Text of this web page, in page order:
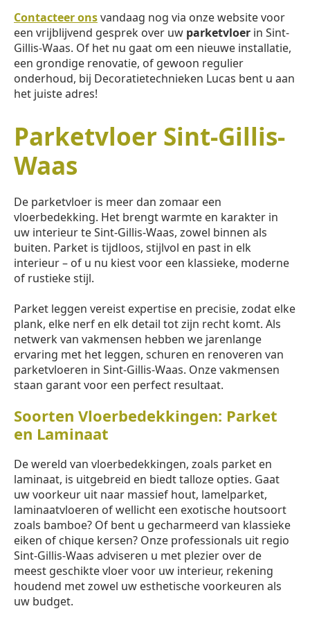
Contacteer onsvandaag nog via onze website voor
een vrijblijvend gesprek over uw parketvloer in Sint-
Gillis-Waas. Of het nu gaat om een nieuwe installatie,
een grondige renovatie, of gewoon regulier
onderhoud, bij Decoratietechnieken Lucas bent u aan
het juiste adres!
Parketvloer Sint-Gillis-
Waas
De parketvloer is meer dan zomaar een
vloerbedekking. Het brengt warmte en karakter in
uw interieur te Sint-Gillis-Waas, zowel binnen als
buiten. Parket is tijdloos, stijlvol en past in elk
interieur – of u nu kiest voor een klassieke, moderne
of rustieke stijl.
Parket leggen vereist expertise en precisie, zodat elke
plank, elke nerf en elk detail tot zijn recht komt. Als
netwerk van vakmensen hebben we jarenlange
ervaring met het leggen, schuren en renoveren van
parketvloeren in Sint-Gillis-Waas. Onze vakmensen
staan garant voor een perfect resultaat.
Soorten Vloerbedekkingen: Parket
en Laminaat
De wereld van vloerbedekkingen, zoals parket en
laminaat, is uitgebreid en biedt talloze opties. Gaat
uw voorkeur uit naar massief hout, lamelparket,
laminaatvloeren of wellicht een exotische houtsoort
zoals bamboe? Of bent u gecharmeerd van klassieke
eiken of chique kersen? Onze professionals uit regio
Sint-Gillis-Waas adviseren u met plezier over de
meest geschikte vloer voor uw interieur, rekening
houdend met zowel uw esthetische voorkeuren als
uw budget.